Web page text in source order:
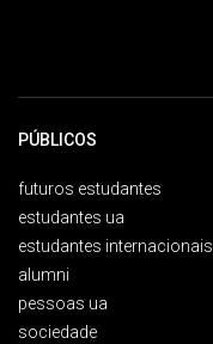
PÚBLICOS
futuros estudantes
estudantes ua
estudantes internacionais
alumni
pessoas ua
sociedade